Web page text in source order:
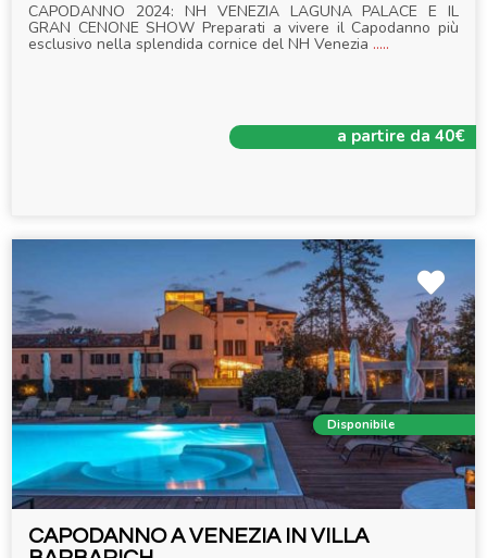
CAPODANNO 2024: NH VENEZIA LAGUNA PALACE E IL
GRAN CENONE SHOW Preparati a vivere il Capodanno più
esclusivo nella splendida cornice del NH Venezia .....
a partire da 40€
Disponibile
CAPODANNO A VENEZIA IN VILLA